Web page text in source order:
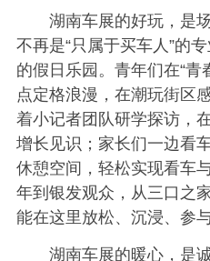
湖南车展的好玩，是
不再是“只属于买车人”的
的假日乐园。青年们在“青
点定格浪漫，在潮玩街区
着小记者团队研学探访，
增长见识；家长们一边看
休憩空间，轻松实现看车
年到银发观众，从三口之
能在这里放松、沉浸、参
湖南车展的暖心，是